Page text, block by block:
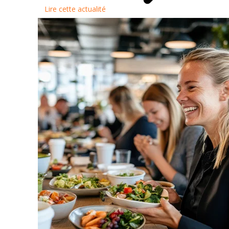
Lire cette actualité